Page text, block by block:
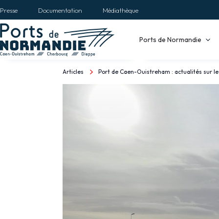
Aller
au
contenu
principal
Presse Documentation Médiathèque
Main
Ports de Normandie
Fil
Articles Port de Caen-Ouistreham : actualités sur
Ouistreham
actualités